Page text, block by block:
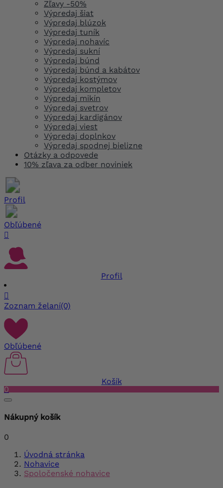
Zľavy -50%
Výpredaj šiat
Výpredaj blúzok
Výpredaj tuník
Výpredaj nohavíc
Výpredaj sukní
Výpredaj búnd
Výpredaj búnd a kabátov
Výpredaj kostýmov
Výpredaj kompletov
Výpredaj mikín
Výpredaj svetrov
Výpredaj kardigánov
Výpredaj viest
Výpredaj doplnkov
Výpredaj spodnej bielizne
Otázky a odpovede
10% zľava za odber noviniek
Profil
Obľúbené

Profil

Zoznam želaní(0)
Obľúbené
Košík
0
Nákupný košík
0
Úvodná stránka
Nohavice
Spoločenské nohavice